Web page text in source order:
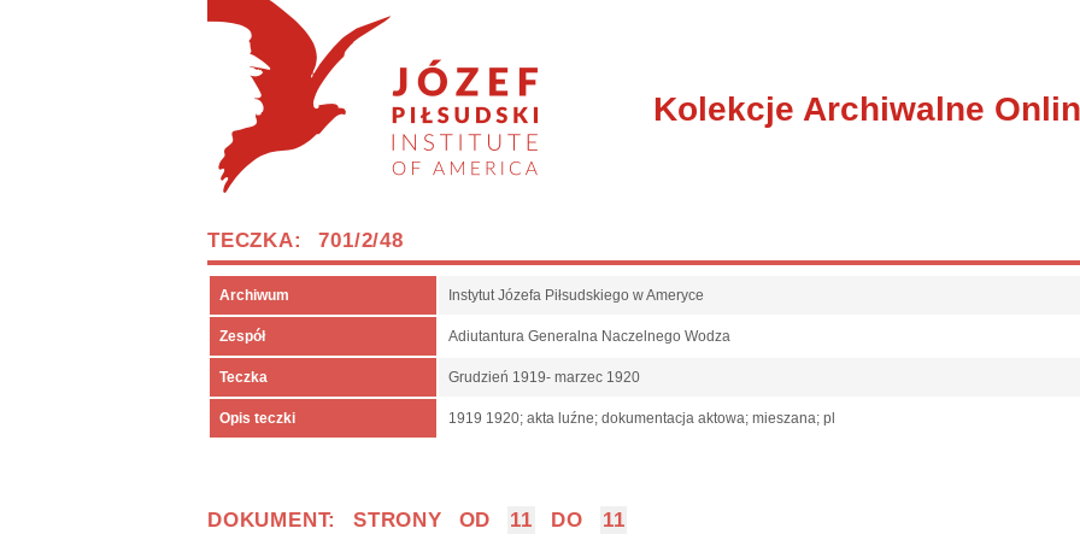
Kolekcje Archiwalne
TECZKA: 701/2/48
Archiwum Instytut Józefa Piłsudskiego w Ameryce
Zespół Adiutantura Generalna Naczelnego Wodza
Teczka Grudzień 1919- marzec 1920
Opis teczki 1919 1920; akta luźne; dokumentacja aktowa; mieszana; pl
DOKUMENT: STRONY OD 11 DO 11